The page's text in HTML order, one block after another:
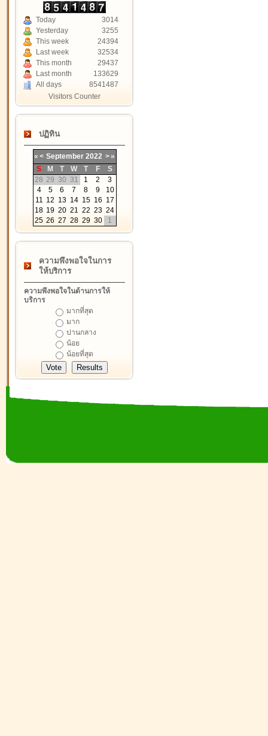
Today
3014
Yesterday
3255
This week
24394
Last week
32534
This month
29437
Last month
133629
All days
8541487
Visitors Counter
ปฏิทิน
« < September 2022 >»
S
M T W T F
S
28 29 30 31 1 2
3
4
5 6 7 8 9
10
11 12 13 14 15 16 17
18 19 20 21 22 23 24
25 26 27 28 29 30 1
ความพึงพอใจในการ
ให้บริการ
ความพึงพอใจในด้านการให้
บริการ
มากที่สุด
มาก
ปานกลาง
น้อย
น้อยที่สุด